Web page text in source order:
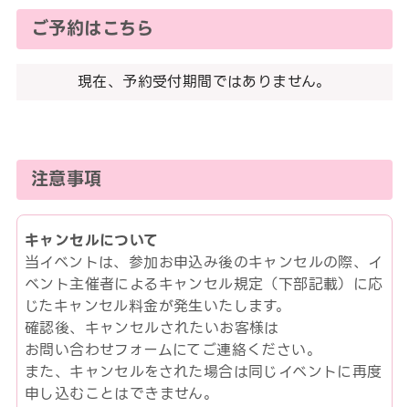
ご予約はこちら
現在、予約受付期間ではありません。
注意事項
キャンセルについて
当イベントは、参加お申込み後のキャンセルの際、イ
ベント主催者によるキャンセル規定（下部記載）に応
じたキャンセル料金が発生いたします。
確認後、キャンセルされたいお客様は
お問い合わせフォームにてご連絡ください。
また、キャンセルをされた場合は同じイベントに再度
申し込むことはできません。